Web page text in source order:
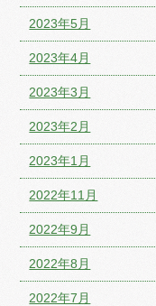
2023年5月
2023年4月
2023年3月
2023年2月
2023年1月
2022年11月
2022年9月
2022年8月
2022年7月